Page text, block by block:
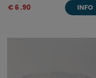
€ 6 .90 INFO